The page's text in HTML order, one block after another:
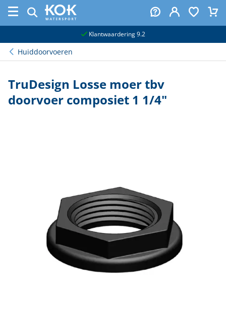
Klantwaardering 9.2
Huiddoorvoeren
TruDesign Losse moer tbv
doorvoer composiet 1 1/4"